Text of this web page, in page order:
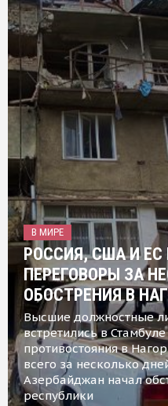
В МИРЕ
РОССИЯ, США И ЕС
ПЕРЕГОВОРЫ ЗА
ОБОСТРЕНИЯ В
Высшие должностные
встретились в
противостояния в
всего за несколько
Азербайджан начал
республики